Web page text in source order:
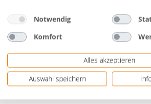
Herstellernr. 9816108
Bewertungen
Notwendig
Komfort
Alles akzeptieren
Auswahl speichern